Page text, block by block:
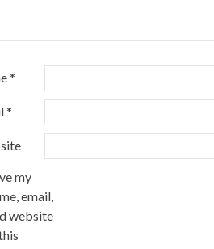
*
*
my
email,
website